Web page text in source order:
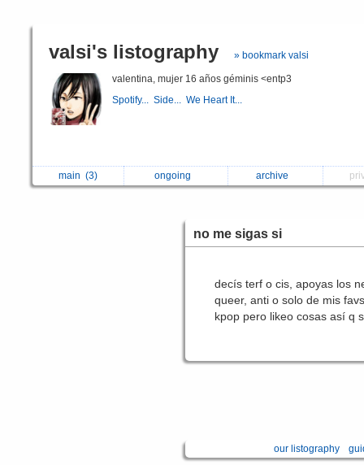
valsi's listography » bookmark valsi
valentina, mujer 16 años géminis <entp3
Spotify... Side... We Heart It...
main (3) ongoing archive
no me sigas si
decís terf o cis, apoyas los
queer, anti o solo de mis
kpop pero likeo cosas así q
our listography